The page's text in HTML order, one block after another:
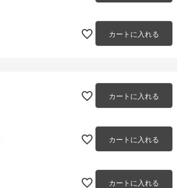
カートに入れる
カートに入れる
カートに入れる
カートに入れる